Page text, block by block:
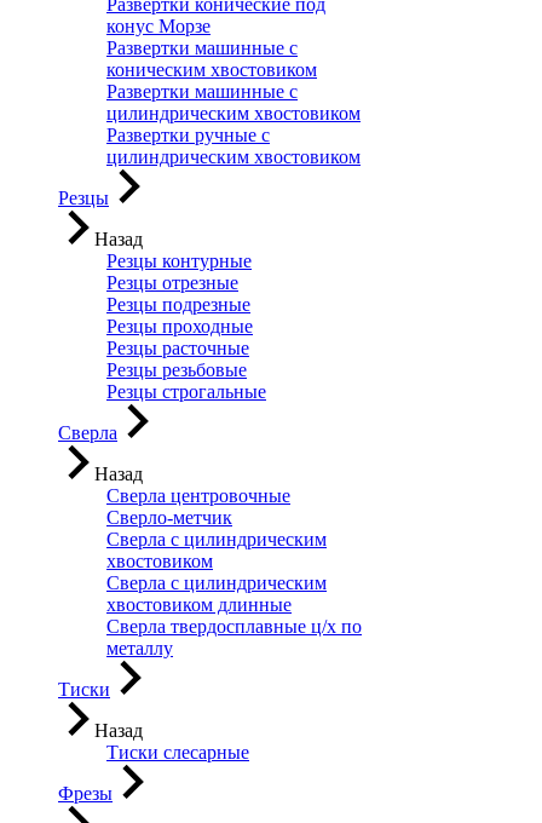
Развертки конические под
конус Морзе
Развертки машинные с
коническим хвостовиком
Развертки машинные с
цилиндрическим хвостовиком
Развертки ручные с
цилиндрическим хвостовиком
Резцы
Назад
Резцы контурные
Резцы отрезные
Резцы подрезные
Резцы проходные
Резцы расточные
Резцы резьбовые
Резцы строгальные
Сверла
Назад
Сверла центровочные
Сверло-метчик
Сверла с цилиндрическим
хвостовиком
Сверла с цилиндрическим
хвостовиком длинные
Сверла твердосплавные ц/х по
металлу
Тиски
Назад
Тиски слесарные
Фрезы